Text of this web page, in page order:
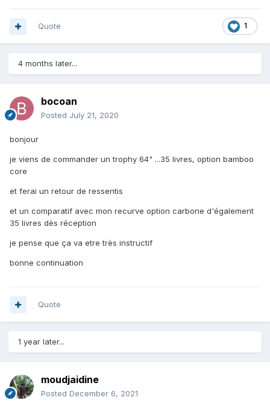
1
Quote
4 months later...
bocoan
Posted July 21, 2020
bonjour
je viens de commander un trophy 64" ...35 livres, option bamboo
core
et ferai un retour de ressentis
et un comparatif avec mon recurve option carbone d'également
35 livres dès réception
je pense que ça va etre très instructif
bonne continuation
Quote
1 year later...
moudjaidine
Posted December 6, 2021